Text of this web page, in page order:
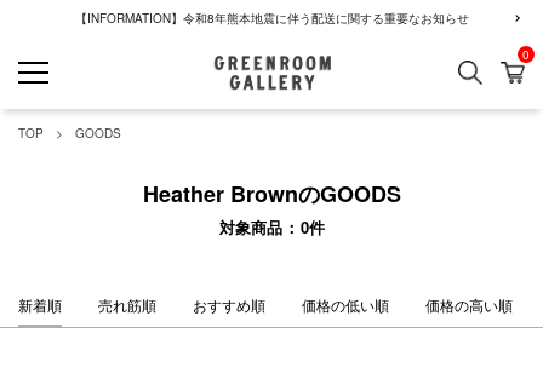
【INFORMATION】令和8年熊本地震に伴う配送に関する重要なお知らせ
検索 カ
0
TOP GOODS
Heather BrownのGOODS
対象商品 0件
新着順 売れ筋順 おすすめ順 価格の低い順 価格の高い順